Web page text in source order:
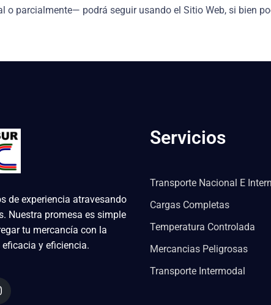
o parcialmente— podrá seguir usando el Sitio Web, si bien
de experiencia atravesando
Nuestra promesa es simple
tu mercancía con la
y eficiencia.
Servicios
Transporte Nacional E
Cargas Completas
Temperatura Controlada
Mercancias Peligrosas
Transporte Intermodal